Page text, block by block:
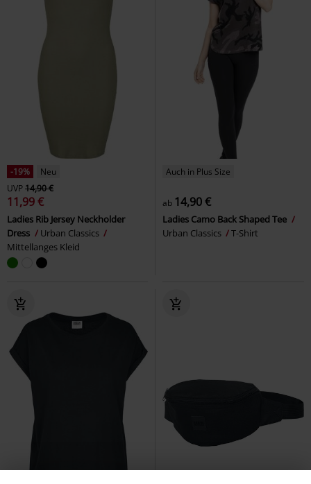
-19%
Neu
UVP14,90 €
11,99 €
Ladies Rib Jersey Neckholder
Dress
Urban Classics
Mittellanges Kleid
Auch in Plus Size
ab 14,90 €
Ladies Camo Back Shaped Tee
Urban Classics
T-Shirt